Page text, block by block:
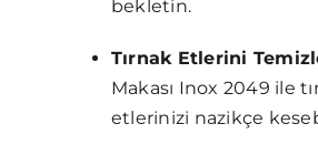
bekletin.
Tırnak Etlerini
Makası Inox 2049 ile
etlerinizi nazikçe